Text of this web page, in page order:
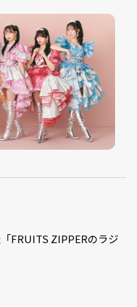
FRUITS ZIPPERのラジ